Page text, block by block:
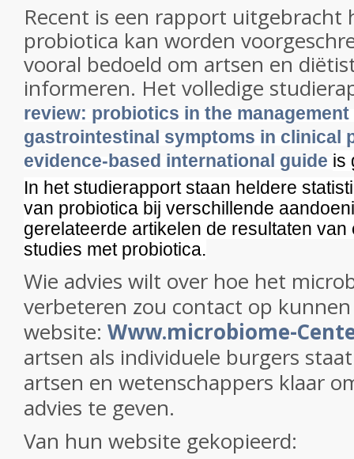
Recent is een rapport uitgebracht
probiotica kan worden
vooral bedoeld om artsen en
informeren. Het volledige
review: probiotics in the
gastrointestinal symptoms in clinical
evidence-based international guide is
In het studierapport staan heldere
van probiotica bij verschillende
gerelateerde artikelen de resultaten
studies met probiotica.
Wie advies wilt over hoe het
verbeteren zou contact op
website: Www.microbiome-
artsen als individuele burgers
artsen en wetenschappers klaar
advies te geven.
Van hun website gekopieerd: